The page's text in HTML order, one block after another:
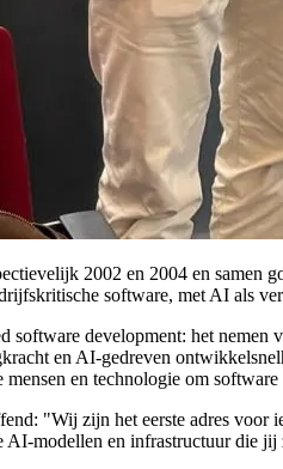
2002 en 2004 en samen
software, met AI als
software development: het
en AI-gedreven
en technologie om
: "Wij zijn het eerste adres voor
modellen en infrastructuur die